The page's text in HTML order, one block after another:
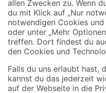
Jetzt die toom-App
Alle Preisangaben in EUR inkl. gesetzl.
Umständen nicht in allen Märkten